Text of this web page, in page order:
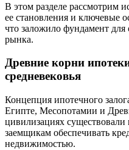
В этом разделе рассмотрим
ее становления и ключевые
что заложило фундамент
рынка.
Древние корни
средневековья
Концепция ипотечного
Египте, Месопотамии и
цивилизациях
заемщикам обеспечивать
недвижимостью.